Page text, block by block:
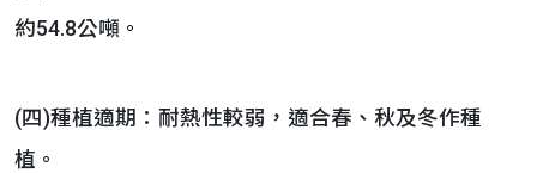
約54.8公噸。
(四)種植適期：耐熱性較弱，適合春、秋及冬作種
植。